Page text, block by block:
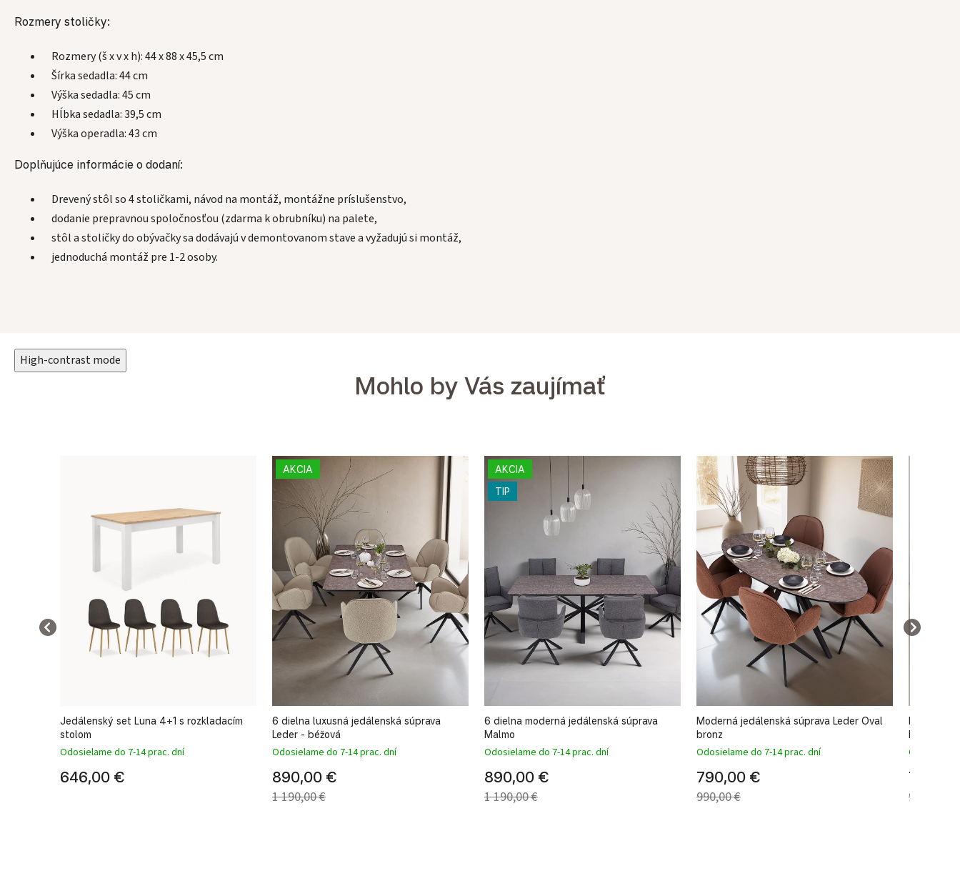
Rozmery stoličky:
Rozmery (š x v x h): 44 x 88 x 45,5 cm
Šírka sedadla: 44 cm
Výška sedadla: 45 cm
Hĺbka sedadla: 39,5 cm
Výška operadla: 43 cm
Doplňujúce informácie o dodaní:
Drevený stôl so 4 stoličkami, návod na montáž, montážne príslušenstvo,
dodanie prepravnou spoločnosťou (zdarma k obrubníku) na palete,
stôl a stoličky do obývačky sa dodávajú v demontovanom stave a vyžadujú si montáž,
jednoduchá montáž pre 1-2 osoby.
High-contrast mode
Mohlo by Vás zaujímať
Jedálenský set Luna 4+1 s rozkladacím
stolom
Odosielame do 7-14 prac. dní
646,00 €
AKCIA
6 dielna luxusná jedálenská súprava
Leder - béžová
Odosielame do 7-14 prac. dní
890,00 €
1 190,00 €
AKCIA
TIP
6 dielna moderná jedálenská súprava
Malmo
Odosielame do 7-14 prac. dní
890,00 €
1 190,00 €
Moderná jedálenská súprava Leder Oval
bronz
Odosielame do 7-14 prac. dní
790,00 €
990,00 €
Kvalitná 4
Leder Oval
990,00 €